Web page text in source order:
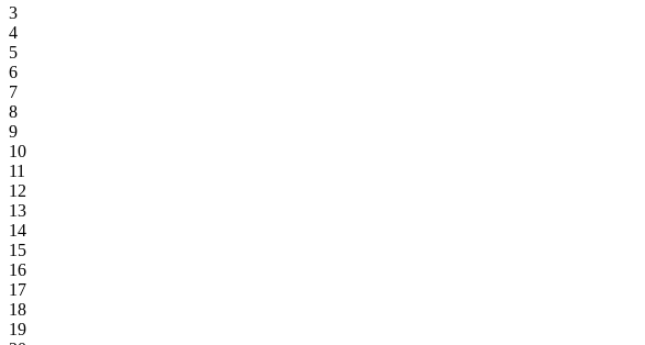
3
4
5
6
7
8
9
10
11
12
13
14
15
16
17
18
19